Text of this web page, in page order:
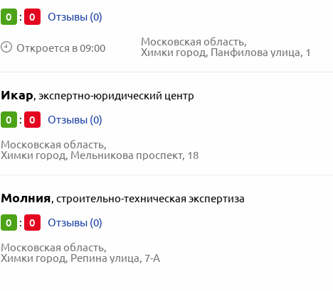
0 : 0 Отзывы (0)
Откроется в 09:00
Московская область,
Химки город, Панфилова улица, 1
Икар, экспертно-юридический центр
0 : 0 Отзывы (0)
Московская область,
Химки город, Мельникова проспект, 18
Молния, строительно-техническая экспертиза
0 : 0 Отзывы (0)
Московская область,
Химки город, Репина улица, 7-А